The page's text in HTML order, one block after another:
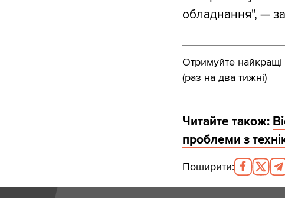
обладнання", —
Отримуйте найкращі
(раз на два тижні)
Читайте також:
проблеми з
Поширити: